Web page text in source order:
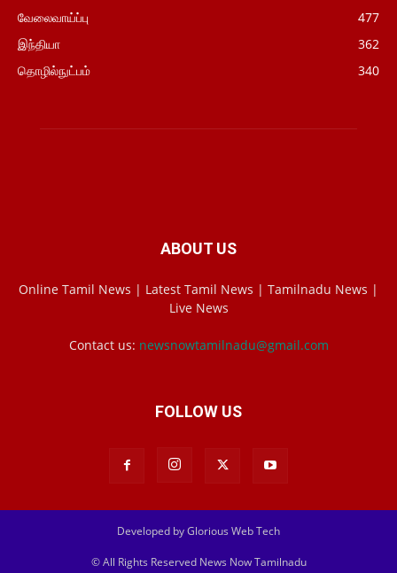
வேலைவாய்ப்பு
477
இந்தியா
362
தொழில்நுட்பம்
340
ABOUT US
Online Tamil News | Latest Tamil News | Tamilnadu News |
Live News
Contact us: newsnowtamilnadu@gmail.com
FOLLOW US
Developed by Glorious Web Tech
© All Rights Reserved News Now Tamilnadu